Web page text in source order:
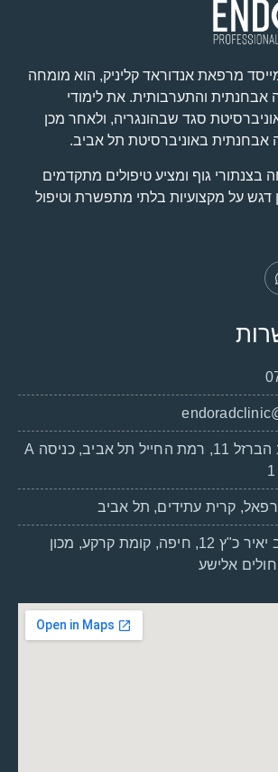
מרפאת אנדוראד קליניק, הוא מומחה
אבחנתית והתערבותית. את לימודי
סגד שבהונגריה, ולאחר מכן
אבחנתית באוניברסיטת תל אביב.
גוף ומציע טיפולים מתקדמים
דגש על מקצועיות בלתי מתפשרת וטיפול
- רחוב הברזל 11, רמת החייל תל אביב, כניסה A
קרית עתידים, תל אביב
- רחוב יאיר כ"ץ 12, חיפה, קומת קרקע, מכון
אלישע